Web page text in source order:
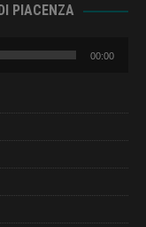
PIACENZA
00:00